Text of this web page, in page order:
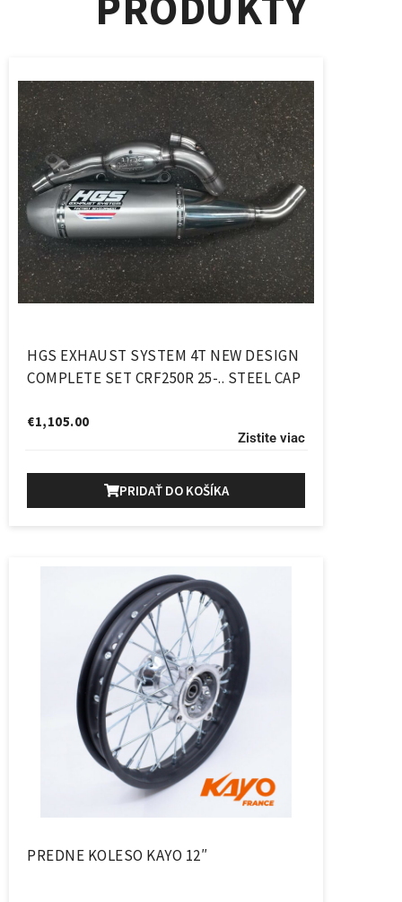
HGS EXHAUST SYSTEM 4T NEW DESIGN
COMPLETE SET CRF250R 25-.. STEEL CAP
€1,105.00
Zistite viac
PRIDAŤ DO KOŠÍKA
PREDNE KOLESO KAYO 12″